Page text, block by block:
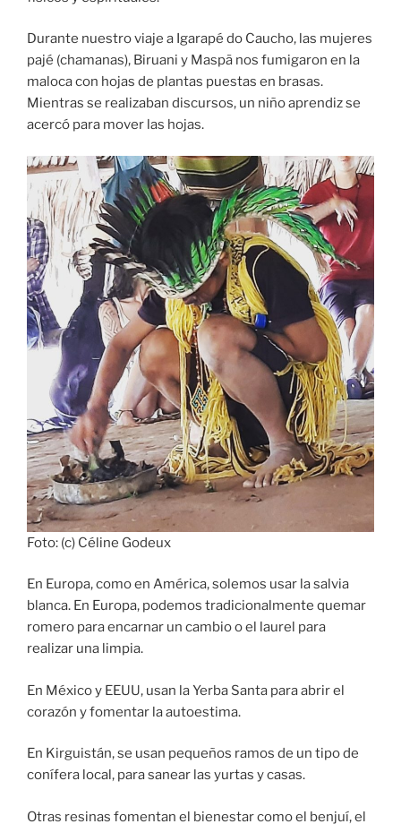
Durante nuestro viaje a Igarapé do Caucho, las mujeres
pajé (chamanas), Biruani y Maspã nos fumigaron en la
maloca con hojas de plantas puestas en brasas.
Mientras se realizaban discursos, un niño aprendiz se
acercó para mover las hojas.
Foto: (c) Céline Godeux
En Europa, como en América, solemos usar la salvia
blanca. En Europa, podemos tradicionalmente quemar
romero para encarnar un cambio o el laurel para
realizar una limpia.
En México y EEUU, usan la Yerba Santa para abrir el
corazón y fomentar la autoestima.
En Kirguistán, se usan pequeños ramos de un tipo de
conífera local, para sanear las yurtas y casas.
Otras resinas fomentan el bienestar como el benjuí, el